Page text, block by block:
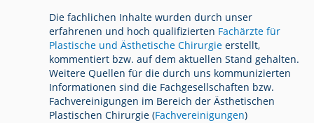
Die fachlichen Inhalte wurden durch unser
erfahrenen und hoch qualifizierten Fachärzte für
Plastische und Ästhetische Chirurgie erstellt,
kommentiert bzw. auf dem aktuellen Stand gehalten.
Weitere Quellen für die durch uns kommunizierten
Informationen sind die Fachgesellschaften bzw.
Fachvereinigungen im Bereich der Ästhetischen
Plastischen Chirurgie (Fachvereinigungen)